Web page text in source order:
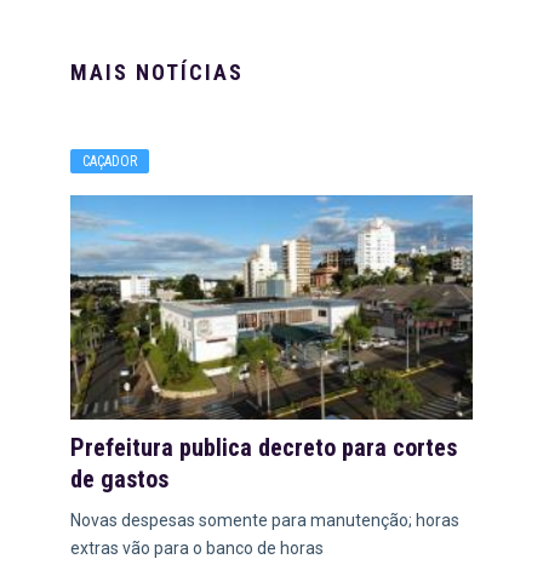
MAIS NOTÍCIAS
CAÇADOR
Prefeitura publica decreto para cortes
de gastos
Novas despesas somente para manutenção; horas
extras vão para o banco de horas